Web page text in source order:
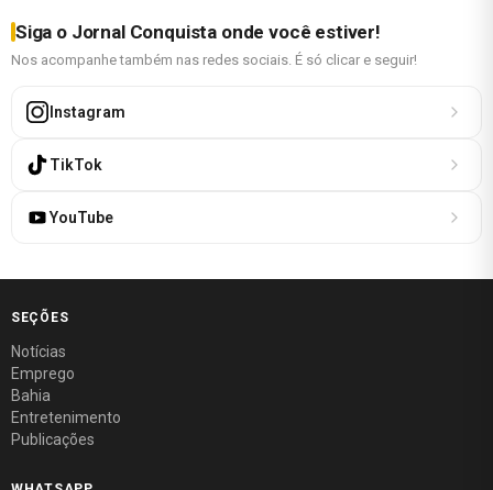
Siga o Jornal Conquista onde você estiver!
Nos acompanhe também nas redes sociais. É só clicar e seguir!
Instagram
TikTok
YouTube
SEÇÕES
Notícias
Emprego
Bahia
Entretenimento
Publicações